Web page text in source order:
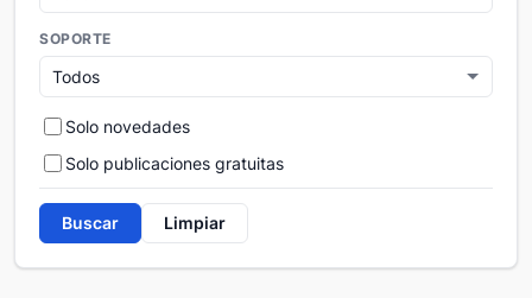
SOPORTE
Solo novedades
Solo publicaciones gratuitas
Buscar Limpiar